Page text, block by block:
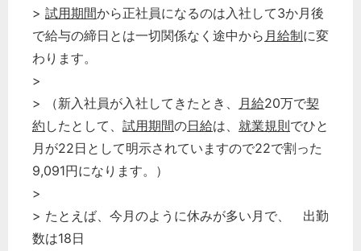
> 試用期間から正社員になるのは入社して3か月後
で給与の締日とは一切関係なく途中から 月給制に変
わります。
>
> （新入社員が入社してきたとき、 月給20万で契
約 したとして、 試用期間の日給は、 就業規則でひと
月が22日として明示されていますので22で割った
9,091円になります。）
>
> たとえば、今月のように休みが多い月で、 出勤
数は18日